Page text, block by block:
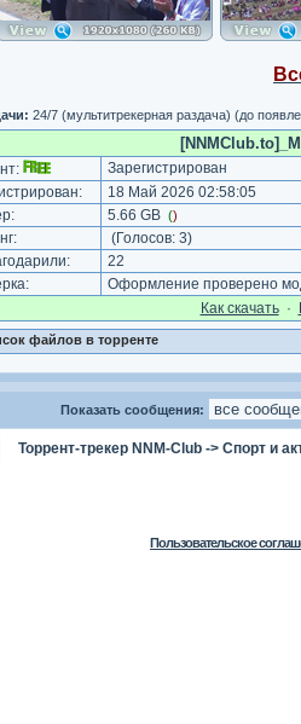
24/7 (мультитрекерная раздача) (до
Зарегистрирован
18 Май 2026 02:58:05
5.66 GB ()
(Голосов: 3)
22
Оформление проверено
Как cкачать·
файлов в торренте
Показать сообщения:
Торрент-трекер NNM-Club -> Спорт и
Пользовательское